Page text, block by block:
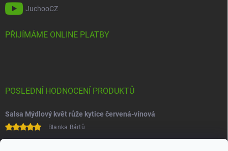
JuchooCZ
PŘIJÍMÁME ONLINE PLATBY
POSLEDNÍ HODNOCENÍ PRODUKTŮ
Salsa Mýdlový květ růže kytice červená-vínová
Blanka Bártů